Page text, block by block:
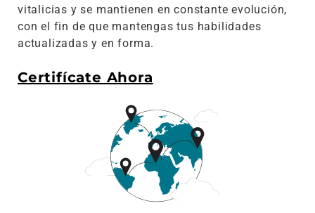
vitalicias y se mantienen en constante evolución,
con el fin de que mantengas tus habilidades
actualizadas y en forma.
Certifícate Ahora